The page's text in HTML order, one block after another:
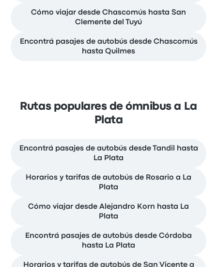
Cómo viajar desde Chascomús hasta San
Clemente del Tuyú
Encontrá pasajes de autobús desde Chascomús
hasta Quilmes
Rutas populares de ómnibus a La
Plata
Encontrá pasajes de autobús desde Tandil hasta
La Plata
Horarios y tarifas de autobús de Rosario a La
Plata
Cómo viajar desde Alejandro Korn hasta La
Plata
Encontrá pasajes de autobús desde Córdoba
hasta La Plata
Horarios y tarifas de autobús de San Vicente a